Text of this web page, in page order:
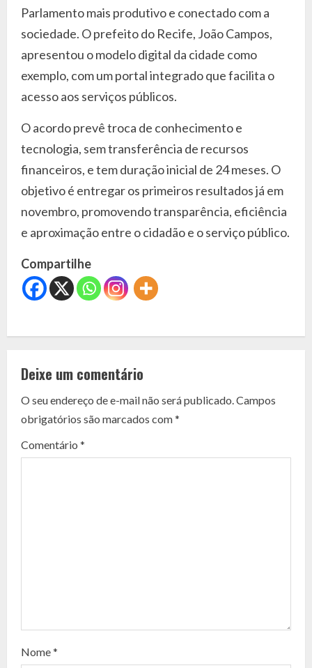
Parlamento mais produtivo e conectado com a
sociedade. O prefeito do Recife, João Campos,
apresentou o modelo digital da cidade como
exemplo, com um portal integrado que facilita o
acesso aos serviços públicos.
O acordo prevê troca de conhecimento e
tecnologia, sem transferência de recursos
financeiros, e tem duração inicial de 24 meses. O
objetivo é entregar os primeiros resultados já em
novembro, promovendo transparência, eficiência
e aproximação entre o cidadão e o serviço público.
Compartilhe
C
n
t
i
a
d
Deixe um comentário
O seu endereço de e-mail não será publicado.Campos
obrigatórios são marcados com*
Comentário *
Nome*